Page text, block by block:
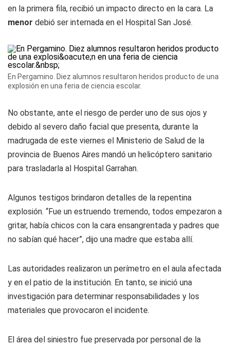
en la primera fila, recibió un impacto directo en la cara. La
menor debió ser internada en el Hospital San José.
En Pergamino. Diez alumnos resultaron heridos producto de una
explosión en una feria de ciencia escolar.
No obstante, ante el riesgo de perder uno de sus ojos y
debido al severo daño facial que presenta, durante la
madrugada de este viernes el Ministerio de Salud de la
provincia de Buenos Aires mandó un helicóptero sanitario
para trasladarla al Hospital Garrahan.
Algunos testigos brindaron detalles de la repentina
explosión. “Fue un estruendo tremendo, todos empezaron a
gritar, había chicos con la cara ensangrentada y padres que
no sabían qué hacer”, dijo una madre que estaba allí.
Las autoridades realizaron un perímetro en el aula afectada
y en el patio de la institución. En tanto, se inició una
investigación para determinar responsabilidades y los
materiales que provocaron el incidente.
El área del siniestro fue preservada por personal de la